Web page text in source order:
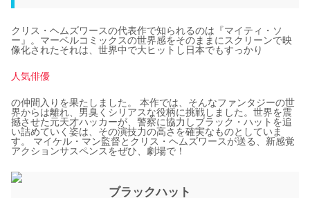
クリス・ヘムズワースの代表作で知られるのは『マイティ・ソ
ー』。マーベルコミックスの世界感をそのままにスクリーンで映
像化されたそれは、世界中で大ヒットし日本でもすっかり
人気俳優
の仲間入りを果たしました。 本作では、そんなファンタジーの世
界からは離れ、男臭くシリアスな役柄に挑戦しました。世界を震
撼させた元天才ハッカーが、警察に協力しブラック・ハットを追
い詰めていく姿は、その演技力の高さを確実なものとしていま
す。 マイケル・マン監督とクリス・ヘムズワースが送る、新感覚
アクションサスペンスをぜひ、劇場で！
ブラックハット